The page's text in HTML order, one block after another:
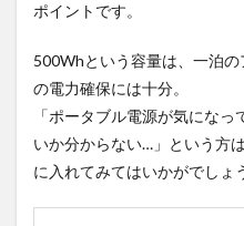
ポイントです。
500Whという容量は、一泊
の電力確保には十分。
「ポータブル電源が気にな
いか分からない…」という方
に入れてみてはいかがでしょ